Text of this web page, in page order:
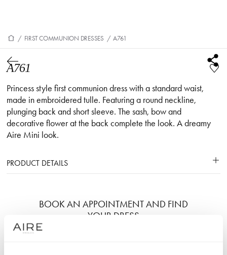
/ FIRST COMMUNION DRESSES / A761
A761
Princess style first communion dress with a standard waist,
made in embroidered tulle. Featuring a round neckline,
plunging back and short sleeve. The sash, bow and
decorative flower at the back complete the look. A dreamy
Aire Mini look.
PRODUCT DETAILS
BOOK AN APPOINTMENT AND FIND
YOUR DRESS